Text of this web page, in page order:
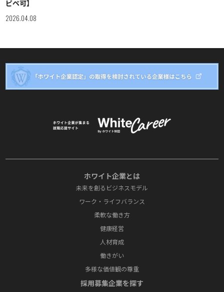
ピペ可】
2026.04.08
ホワイト企業とは
未来を創るビジネスモデル
ワーク・ライフバランス
柔軟な働き方
健康経営
人材育成
働きがい
多様な価値観の尊重
採⽤募集企業を探す